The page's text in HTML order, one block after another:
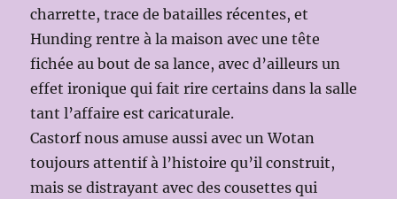
charrette, trace de batailles récentes, et
Hunding rentre à la maison avec une tête
fichée au bout de sa lance, avec d’ailleurs un
effet ironique qui fait rire certains dans la salle
tant l’affaire est caricaturale.
Castorf nous amuse aussi avec un Wotan
toujours attentif à l’histoire qu’il construit,
mais se distrayant avec des cousettes qui